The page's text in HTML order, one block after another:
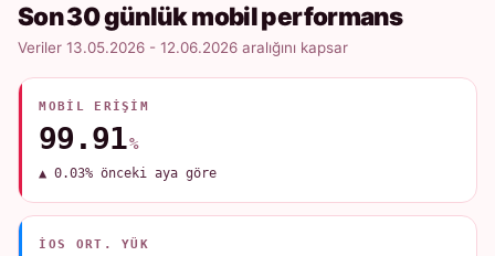
Son 30 günlük mobil performans
Veriler 13.05.2026 - 12.06.2026 aralığını kapsar
MOBIL ERIŞIM
99.91%
▲ 0.03% önceki aya göre
IOS ORT. YÜK